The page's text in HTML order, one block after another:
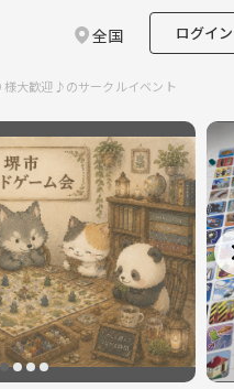
全国 ログイン
大歓迎♪のサークルイベント